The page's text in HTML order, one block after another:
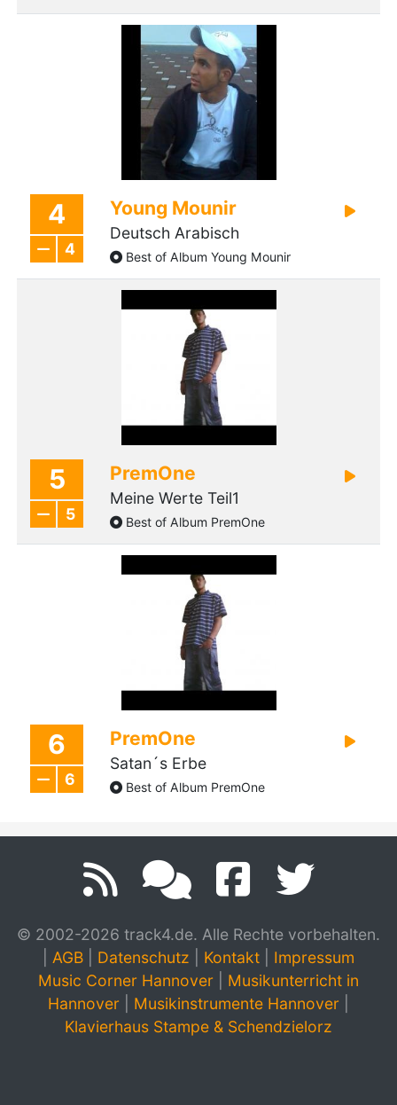
4
4
Young Mounir
Deutsch Arabisch
Best of Album Young Mounir
5
5
PremOne
Meine Werte Teil1
Best of Album PremOne
6
6
PremOne
Satan´s Erbe
Best of Album PremOne
© 2002-2026 track4.de. Alle Rechte vorbehalten.
AGB Datenschutz Kontakt
Impressum
Music Corner Hannover
Musikunterricht in
Hannover
Musikinstrumente Hannover
Klavierhaus Stampe & Schendzielorz